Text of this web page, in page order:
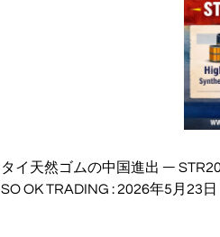
タイ天然ゴムの中国進出 ―
SO OK TRADING : 2026年5月23日